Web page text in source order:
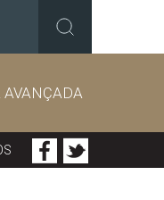
AVANÇADA